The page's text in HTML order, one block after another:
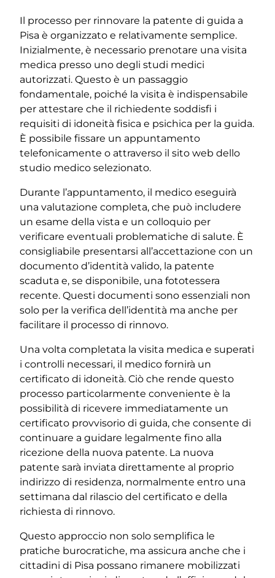
Il processo per rinnovare la patente di guida a
Pisa è organizzato e relativamente semplice.
Inizialmente, è necessario prenotare una visita
medica presso uno degli studi medici
autorizzati. Questo è un passaggio
fondamentale, poiché la visita è indispensabile
per attestare che il richiedente soddisfi i
requisiti di idoneità fisica e psichica per la guida.
È possibile fissare un appuntamento
telefonicamente o attraverso il sito web dello
studio medico selezionato.
Durante l’appuntamento, il medico eseguirà
una valutazione completa, che può includere
un esame della vista e un colloquio per
verificare eventuali problematiche di salute. È
consigliabile presentarsi all’accettazione con un
documento d’identità valido, la patente
scaduta e, se disponibile, una fototessera
recente. Questi documenti sono essenziali non
solo per la verifica dell’identità ma anche per
facilitare il processo di rinnovo.
Una volta completata la visita medica e superati
i controlli necessari, il medico fornirà un
certificato di idoneità. Ciò che rende questo
processo particolarmente conveniente è la
possibilità di ricevere immediatamente un
certificato provvisorio di guida, che consente di
continuare a guidare legalmente fino alla
ricezione della nuova patente. La nuova
patente sarà inviata direttamente al proprio
indirizzo di residenza, normalmente entro una
settimana dal rilascio del certificato e della
richiesta di rinnovo.
Questo approccio non solo semplifica le
pratiche burocratiche, ma assicura anche che i
cittadini di Pisa possano rimanere mobilizzati